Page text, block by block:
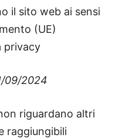
il sito web ai sensi
(UE)
privacy
09/2024
riguardano altri
raggiungibili